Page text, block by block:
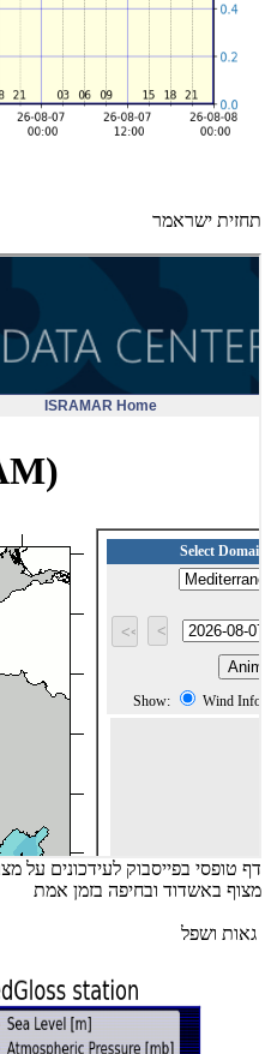
תחזית ישראמר
דף טופסי בפייסבוק לעידכונים על
מצוף באשדוד ובחיפה בזמן אמת
גאות ושפל